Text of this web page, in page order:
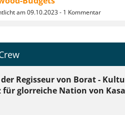
am 09.10.2023 - 1 Kommentar
Regisseur von Borat -
für glorreiche Nation von